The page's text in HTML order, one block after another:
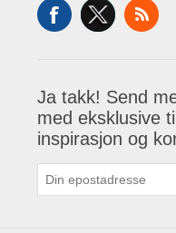
Ja takk! Send
med eksklusive
inspirasjon og